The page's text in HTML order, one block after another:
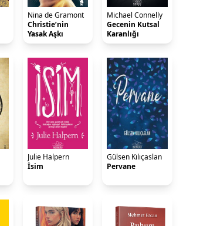
Nina de Gramont
Christie’nin
Yasak Aşkı
Michael Connelly
Gecenin Kutsal
Karanlığı
Julie Halpern
İsim
Gülsen Kılıçaslan
Pervane